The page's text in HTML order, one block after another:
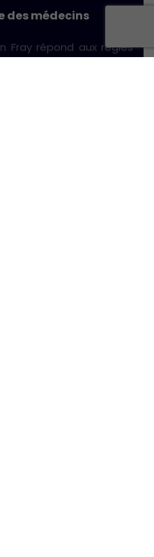
des médecins
Fray répond aux règles